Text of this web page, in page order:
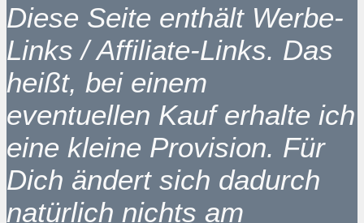
Diese Seite enthält Werbe-
Links / Affiliate-Links. Das
heißt, bei einem
eventuellen Kauf erhalte ich
eine kleine Provision. Für
Dich ändert sich dadurch
natürlich nichts am